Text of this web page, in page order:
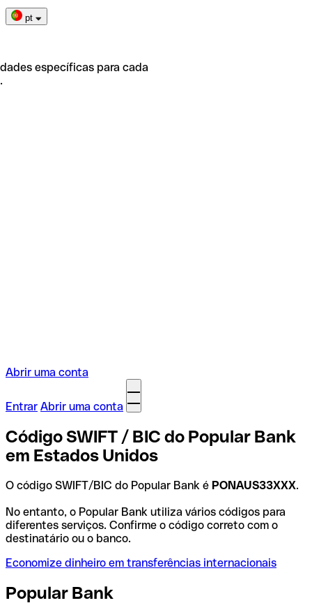
pt
específicas para cada
Abrir uma conta
Entrar Abrir uma conta
Código SWIFT / BIC do Popular Bank
em Estados Unidos
O código SWIFT/BIC do Popular Bank é PONAUS33XXX.
No entanto, o Popular Bank utiliza vários códigos para
diferentes serviços. Confirme o código correto com o
destinatário ou o banco.
Economize dinheiro em transferências internacionais
Popular Bank